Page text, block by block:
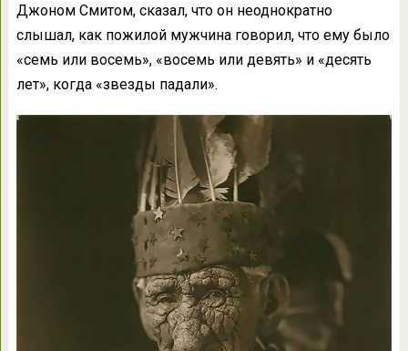
Джоном Смитом, сказал, что он неоднократно
слышал, как пожилой мужчина говорил, что ему было
«семь или восемь», «восемь или девять» и «десять
лет», когда «звезды падали».